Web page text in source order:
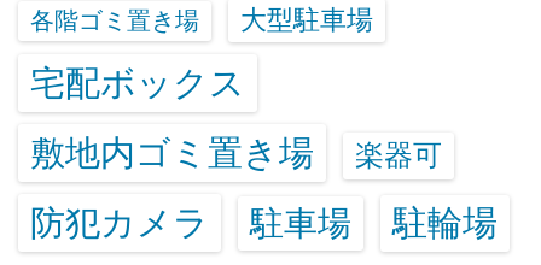
各階ゴミ置き場 大型駐車場
宅配ボックス
敷地内ゴミ置き場
楽器可
防犯カメラ 駐車場 駐輪場